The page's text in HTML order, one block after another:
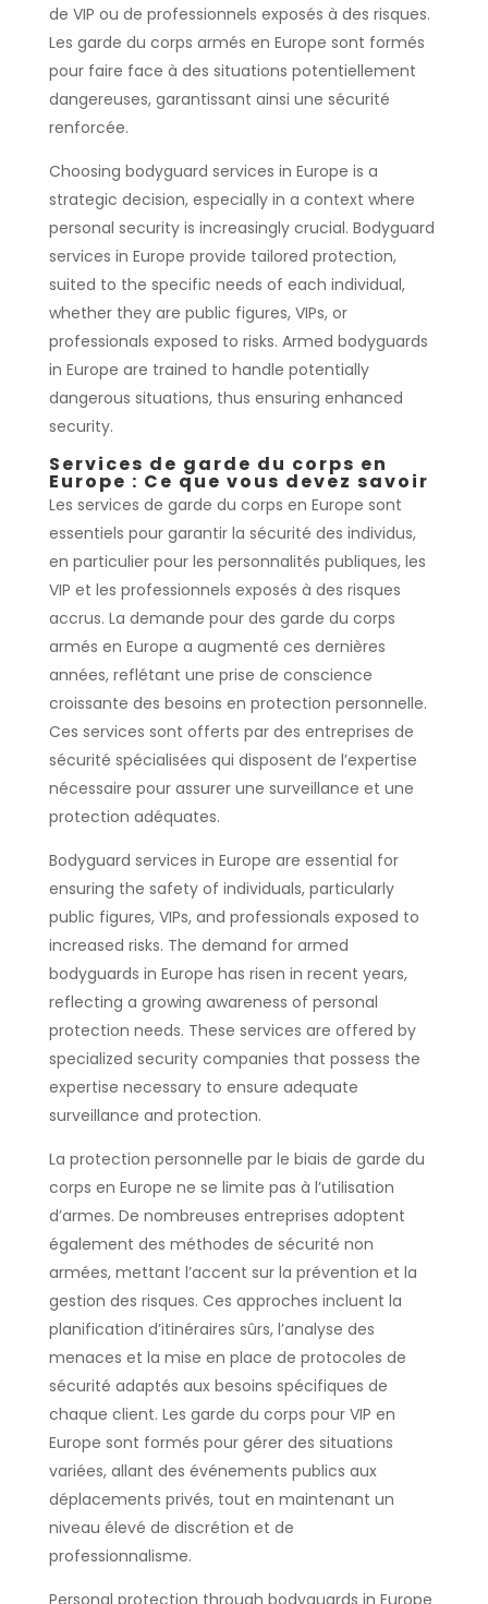
de VIP ou de professionnels exposés à des risques.
Les garde du corps armés en Europe sont formés
pour faire face à des situations potentiellement
dangereuses, garantissant ainsi une sécurité
renforcée.
Choosing bodyguard services in Europe is a
strategic decision, especially in a context where
personal security is increasingly crucial. Bodyguard
services in Europe provide tailored protection,
suited to the specific needs of each individual,
whether they are public figures, VIPs, or
professionals exposed to risks. Armed bodyguards
in Europe are trained to handle potentially
dangerous situations, thus ensuring enhanced
security.
Services de garde du corps en
Europe : Ce que vous devez savoir
Les services de garde du corps en Europe sont
essentiels pour garantir la sécurité des individus,
en particulier pour les personnalités publiques, les
VIP et les professionnels exposés à des risques
accrus. La demande pour des garde du corps
armés en Europe a augmenté ces dernières
années, reflétant une prise de conscience
croissante des besoins en protection personnelle.
Ces services sont offerts par des entreprises de
sécurité spécialisées qui disposent de l’expertise
nécessaire pour assurer une surveillance et une
protection adéquates.
Bodyguard services in Europe are essential for
ensuring the safety of individuals, particularly
public figures, VIPs, and professionals exposed to
increased risks. The demand for armed
bodyguards in Europe has risen in recent years,
reflecting a growing awareness of personal
protection needs. These services are offered by
specialized security companies that possess the
expertise necessary to ensure adequate
surveillance and protection.
La protection personnelle par le biais de garde du
corps en Europe ne se limite pas à l’utilisation
d’armes. De nombreuses entreprises adoptent
également des méthodes de sécurité non
armées, mettant l’accent sur la prévention et la
gestion des risques. Ces approches incluent la
planification d’itinéraires sûrs, l’analyse des
menaces et la mise en place de protocoles de
sécurité adaptés aux besoins spécifiques de
chaque client. Les garde du corps pour VIP en
Europe sont formés pour gérer des situations
variées, allant des événements publics aux
déplacements privés, tout en maintenant un
niveau élevé de discrétion et de
professionnalisme.
Personal protection through bodyguards in Europe